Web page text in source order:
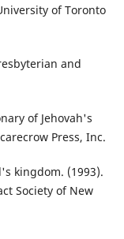
of Toronto
and
of Jehovah's
Press, Inc.
kingdom. (1993).
Society of New